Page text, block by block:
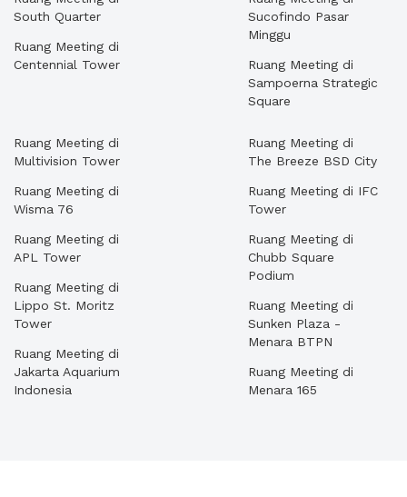
South Quarter
Ruang Meeting di
Centennial Tower
Sucofindo Pasar
Minggu
Ruang Meeting di
Sampoerna Strategic
Square
Ruang Meeting di
Multivision Tower
Ruang Meeting di
Wisma 76
Ruang Meeting di
APL Tower
Ruang Meeting di
Lippo St. Moritz
Tower
Ruang Meeting di
Jakarta Aquarium
Indonesia
Ruang Meeting di
The Breeze BSD City
Ruang Meeting di IFC
Tower
Ruang Meeting di
Chubb Square
Podium
Ruang Meeting di
Sunken Plaza -
Menara BTPN
Ruang Meeting di
Menara 165